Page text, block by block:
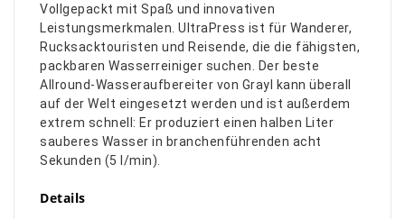
Vollgepackt mit Spaß und innovativen
Leistungsmerkmalen. UltraPress ist für Wanderer,
Rucksacktouristen und Reisende, die die fähigsten,
packbaren Wasserreiniger suchen. Der beste
Allround-Wasseraufbereiter von Grayl kann überall
auf der Welt eingesetzt werden und ist außerdem
extrem schnell: Er produziert einen halben Liter
sauberes Wasser in branchenführenden acht
Sekunden (5 l/min).
Details